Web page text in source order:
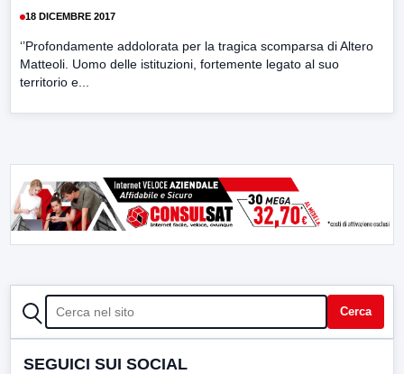
18 DICEMBRE 2017
‘’Profondamente addolorata per la tragica scomparsa di Altero
Matteoli. Uomo delle istituzioni, fortemente legato al suo
territorio e...
CERCA Cerca
SEGUICI SUI SOCIAL